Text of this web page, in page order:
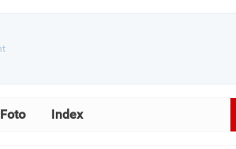
Foto Index